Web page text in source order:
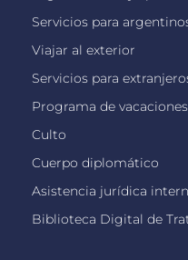
Servicios para
Viajar al exterior
Servicios para
Programa de
Culto
Cuerpo diplomático
Asistencia jurídica
Biblioteca Digital de